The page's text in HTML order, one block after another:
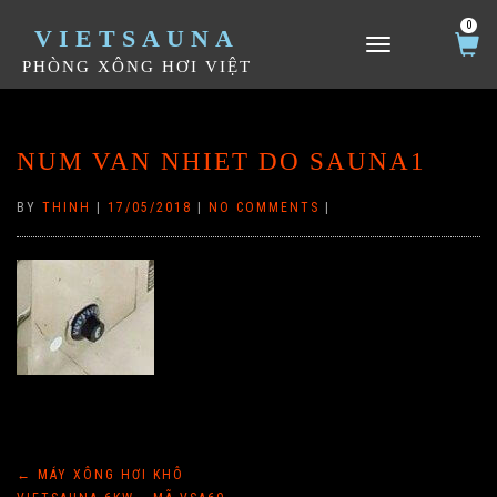
VIETSAUNA
PHÒNG XÔNG HƠI VIỆT
TOGGLE NAVIGATION
0
NUM VAN NHIET DO SAUNA1
BY THINH 17/05/2018 NO COMMENTS
Điều
←
MÁY XÔNG HƠI KHÔ